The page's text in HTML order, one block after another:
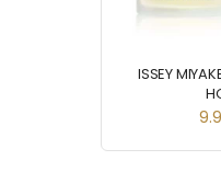
ISSEY